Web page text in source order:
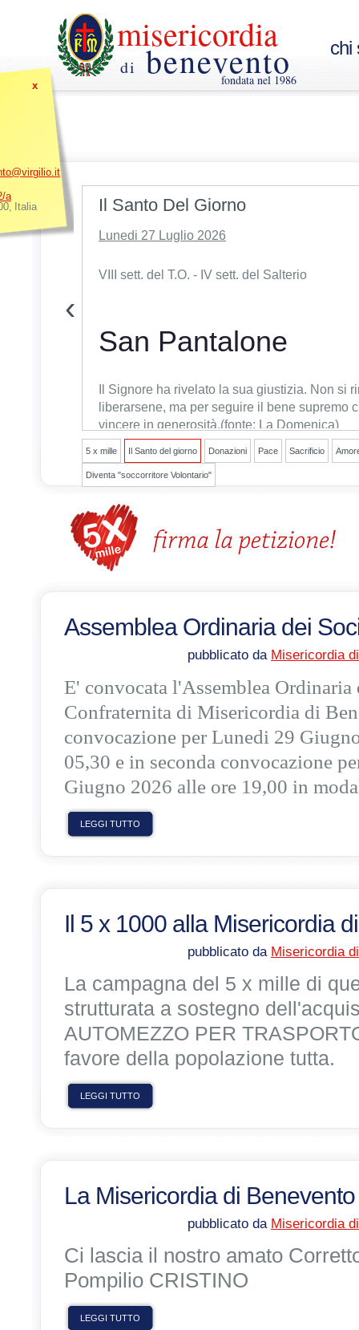
misericordia
dibenevento
fondata nel 1986
chi
x
a
, Italia
territorio di
Il Santo Del Giorno
Lunedi 27 Luglio 2026
VIII sett. del T.O. - IV sett. del Salterio
San Pantalone
Il Signore ha rivelato la sua giustizia. Non si
liberarsene, ma per seguire il bene supremo
vincere in generosità.(fonte: La Domenica)
‹
5 x mille Il Santo del giorno Donazioni Pace Sacrificio
Diventa "soccorritore Volontario"
Assemblea Ordinaria dei
pubblicato da Misericordia
E' convocata l'Assemblea Ordinaria
Confraternita di Misericordia di
convocazione per Lunedi 29
05,30 e in seconda convocazione
Giugno 2026 alle ore 19,00 in
LEGGI TUTTO
Il 5 x 1000 alla Misericordia
pubblicato da Misericordia
La campagna del 5 x mille di
strutturata a sostegno
AUTOMEZZO PER
favore della popolazione tutta.
LEGGI TUTTO
La Misericordia di
pubblicato da Misericordia
Ci lascia il nostro amato
Pompilio CRISTINO
LEGGI TUTTO